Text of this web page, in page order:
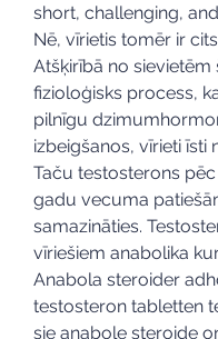
short, challenging,
Nē, vīrietis tomēr ir
Atšķirībā no sievietēm
fizioloģisks process,
pilnīgu
izbeigšanos, vīrieti īsti
Taču testosterons
gadu vecuma
samazināties.
vīriešiem anabolika
Anabola steroider
testosteron tabletten
sie anabole steroide